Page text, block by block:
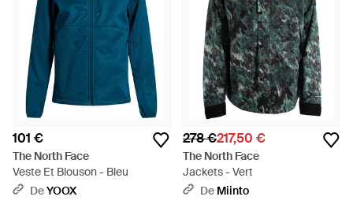
101 €
The North Face
Veste Et Blouson - Bleu
DeYOOX
278 €217,50 €
The North Face
Jackets - Vert
De Miinto